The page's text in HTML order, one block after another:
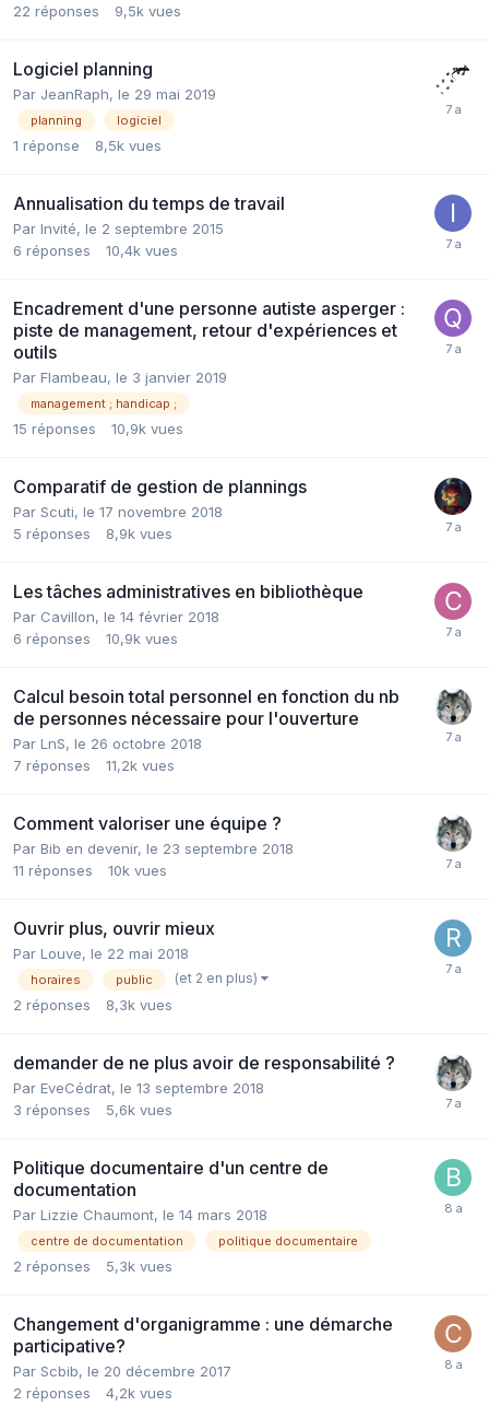
22 réponses 9,5k vues
Logiciel planning
Par JeanRaph, le 29 mai 2019
planning logiciel
1 réponse 8,5k vues
Annualisation du temps de travail
Par Invité, le 2 septembre 2015
6 réponses 10,4k vues
Encadrement d'une personne autiste asperger :
piste de management, retour d'expériences et
outils
Par Flambeau, le 3 janvier 2019
management ; handicap ;
15 réponses 10,9k vues
Comparatif de gestion de plannings
Par Scuti, le 17 novembre 2018
5 réponses 8,9k vues
Les tâches administratives en bibliothèque
Par Cavillon, le 14 février 2018
6 réponses 10,9k vues
Calcul besoin total personnel en fonction du nb
de personnes nécessaire pour l'ouverture
Par LnS, le 26 octobre 2018
7 réponses 11,2k vues
Comment valoriser une équipe ?
Par Bib en devenir, le 23 septembre 2018
11 réponses 10k vues
Ouvrir plus, ouvrir mieux
Par Louve, le 22 mai 2018
horaires public (et 2 en plus)
2 réponses 8,3k vues
demander de ne plus avoir de responsabilité ?
Par EveCédrat, le 13 septembre 2018
3 réponses 5,6k vues
Politique documentaire d'un centre de
documentation
Par Lizzie Chaumont, le 14 mars 2018
centre de documentation politique documentaire
2 réponses 5,3k vues
Changement d'organigramme : une démarche
participative?
Par Scbib, le 20 décembre 2017
2 réponses 4,2k vues